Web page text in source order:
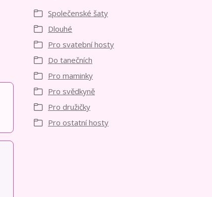
Společenské šaty
Dlouhé
Pro svatební hosty
Do tanečních
Pro maminky
Pro svědkyně
Pro družičky
Pro ostatní hosty